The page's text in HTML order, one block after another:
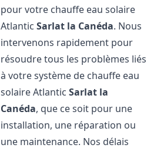
pour votre chauffe eau solaire
AtlanticSarlat la Canéda. Nous
intervenons rapidement pour
résoudre tous les problèmes liés
à votre système de chauffe eau
solaire AtlanticSarlat la
Canéda, que ce soit pour une
installation, une réparation ou
une maintenance. Nos délais